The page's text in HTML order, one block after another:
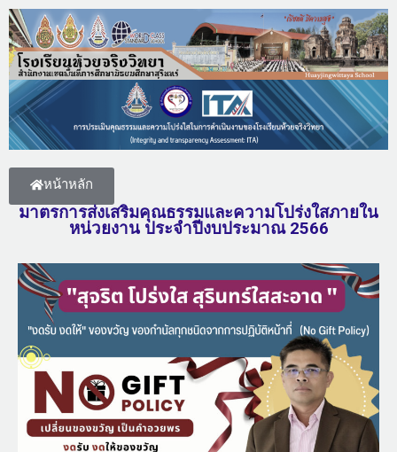
หน้าหลัก
มาตรการส่งเสริมคุณธรรมและความโปร่งใสภายใน
หน่วยงาน ประจำปีงบประมาณ 2566